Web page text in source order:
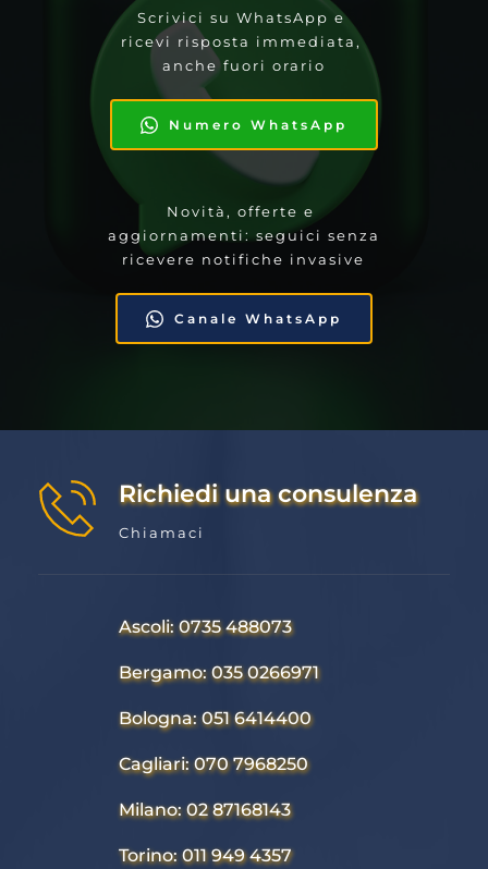
Scrivici su WhatsApp e
ricevi risposta immediata,
anche fuori orario
Numero WhatsApp
Novità, offerte e
aggiornamenti: seguici senza
ricevere notifiche invasive
Canale WhatsApp
Richiedi una consulenza
Chiamaci
Ascoli: 0735 488073
Bergamo: 035 0266971
Bologna: 051 6414400
Cagliari: 070 7968250
Milano: 02 87168143
Torino: 011 949 4357